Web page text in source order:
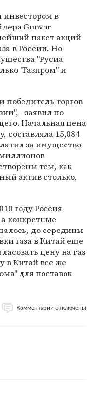
в
Gunvor
пакет акций
в России. Но
"Русиа
"Газпром" и
победитель торгов
- заявил по
Начальная цена
составляла 15,084
за имущество
тем, как
актив столько,
году Россия
конкретные
до середины
газа в Китай еще
цену на газ
в Китай все же
для поставок
Комментарии отключены